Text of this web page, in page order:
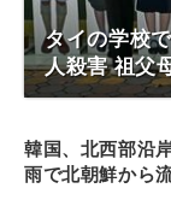
タイの学校
人殺害 祖父
韓国、北西部沿
雨で北朝鮮から